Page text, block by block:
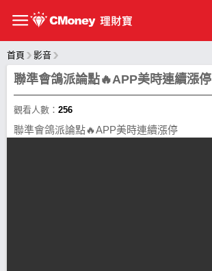
首頁 影音
聯準會鴿派論點🔥APP美時連續漲停
觀看人數： 256
聯準會鴿派論點🔥APP美時連續漲停